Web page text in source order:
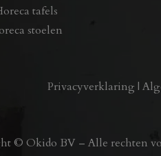
tafels
stoelen
Privacyverklaring |
© Okido BV – Alle rechten